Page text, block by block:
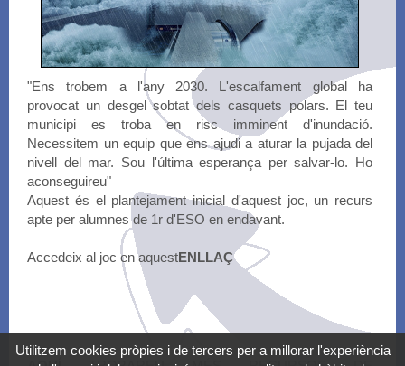
"Ens trobem a l'any 2030. L'escalfament global ha
provocat un desgel sobtat dels casquets polars. El teu
municipi es troba en risc imminent d'inundació.
Necessitem un equip que ens ajudi a aturar la pujada del
nivell del mar. Sou l'última esperança per salvar-lo. Ho
aconseguireu"
Aquest és el plantejament inicial d'aquest joc, un recurs
apte per alumnes de 1r d'ESO en endavant.
Accedeix al joc en aquestENLLAÇ
Utilitzem cookies pròpies i de tercers per a millorar l'experiència